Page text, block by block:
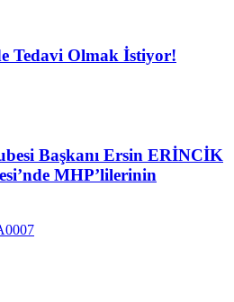
Tedavi Olmak İstiyor!
Başkanı Ersin ERİNCİK
MHP’lilerinin